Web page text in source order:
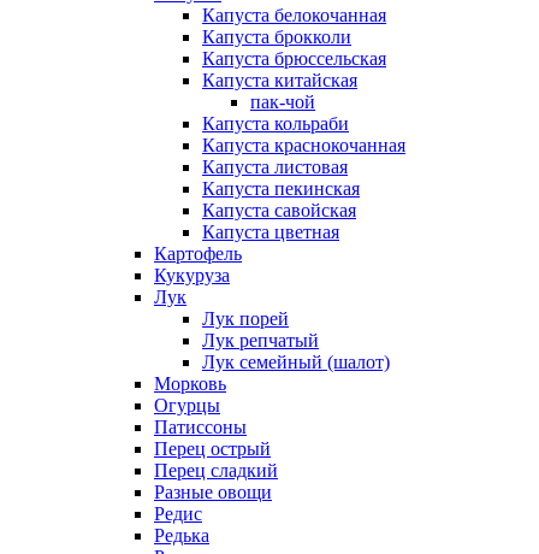
Капуста белокочанная
Капуста брокколи
Капуста брюссельская
Капуста китайская
пак-чой
Капуста кольраби
Капуста краснокочанная
Капуста листовая
Капуста пекинская
Капуста савойская
Капуста цветная
Картофель
Кукуруза
Лук
Лук порей
Лук репчатый
Лук семейный (шалот)
Морковь
Огурцы
Патиссоны
Перец острый
Перец сладкий
Разные овощи
Редис
Редька